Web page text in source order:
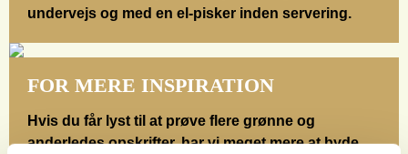
undervejs og med en el-pisker inden servering.
FOR MERE INSPIRATION
Hvis du får lyst til at prøve flere grønne og
anderledes opskrifter, har vi meget mere at byde